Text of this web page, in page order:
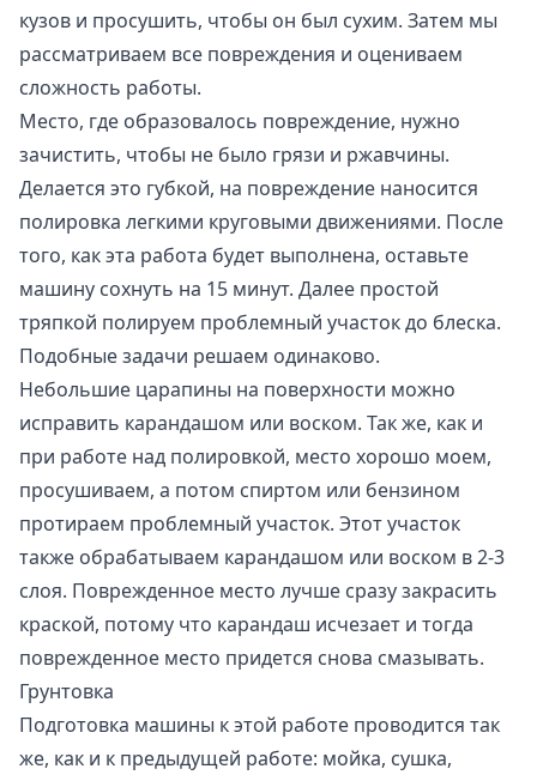
кузов и просушить, чтобы он был сухим. Затем мы
рассматриваем все повреждения и оцениваем
сложность работы.
Место, где образовалось повреждение, нужно
зачистить, чтобы не было грязи и ржавчины.
Делается это губкой, на повреждение наносится
полировка легкими круговыми движениями. После
того, как эта работа будет выполнена, оставьте
машину сохнуть на 15 минут. Далее простой
тряпкой полируем проблемный участок до блеска.
Подобные задачи решаем одинаково.
Небольшие царапины на поверхности можно
исправить карандашом или воском. Так же, как и
при работе над полировкой, место хорошо моем,
просушиваем, а потом спиртом или бензином
протираем проблемный участок. Этот участок
также обрабатываем карандашом или воском в 2-3
слоя. Поврежденное место лучше сразу закрасить
краской, потому что карандаш исчезает и тогда
поврежденное место придется снова смазывать.
Грунтовка
Подготовка машины к этой работе проводится так
же, как и к предыдущей работе: мойка, сушка,